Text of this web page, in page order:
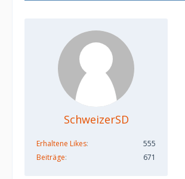
SchweizerSD
Erhaltene Likes
555
Beiträge
671